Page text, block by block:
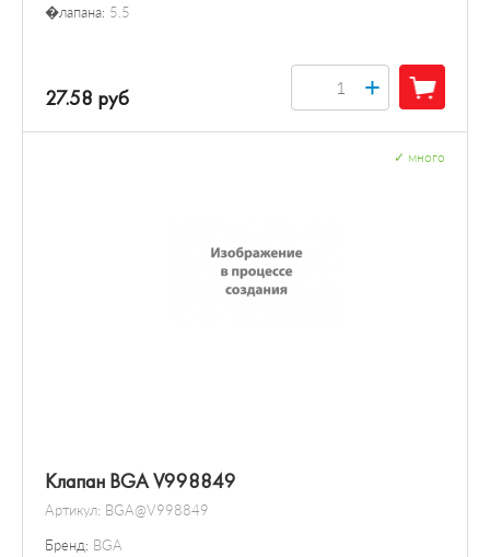
�лапана: 5.5
27.58 руб +
Клапан BGA V998849
Артикул: BGA@V998849
Бренд: BGA
много